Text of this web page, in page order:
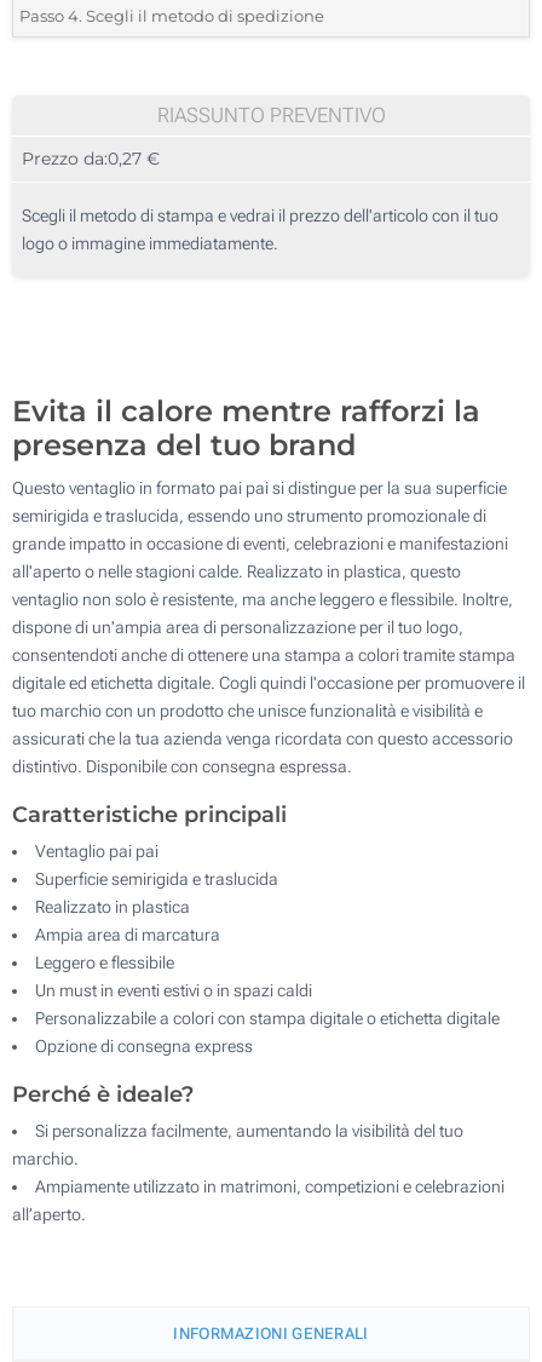
1 Colore (Su un lato)
3 Colori (Su un lato)
Stampa digitale (Intera superficie di un lato)
*Quantità desiderata:
100
250
500
Passo 4. Scegli il metodo di spedizione
RIASSUNTO PREVENTIVO
Prezzo da:0,27 €
Scegli il metodo di stampa e vedrai il prezzo dell'articolo con il tuo
logo o immagine immediatamente.
Evita il calore mentre rafforzi la
presenza del tuo brand
Questo ventaglio in formato pai pai si distingue per la sua superficie
semirigida e traslucida, essendo uno strumento promozionale di
grande impatto in occasione di eventi, celebrazioni e manifestazioni
all'aperto o nelle stagioni calde. Realizzato in plastica, questo
ventaglio non solo è resistente, ma anche leggero e flessibile. Inoltre,
dispone di un'ampia area di personalizzazione per il tuo logo,
consentendoti anche di ottenere una stampa a colori tramite stampa
digitale ed etichetta digitale. Cogli quindi l'occasione per promuovere il
tuo marchio con un prodotto che unisce funzionalità e visibilità e
assicurati che la tua azienda venga ricordata con questo accessorio
distintivo. Disponibile con consegna espressa.
Caratteristiche principali
Ventaglio pai pai
Superficie semirigida e traslucida
Realizzato in plastica
Ampia area di marcatura
Leggero e flessibile
Un must in eventi estivi o in spazi caldi
Personalizzabile a colori con stampa digitale o etichetta digitale
Opzione di consegna express
Perché è ideale?
Si personalizza facilmente, aumentando la visibilità del tuo
marchio.
Ampiamente utilizzato in matrimoni, competizioni e celebrazioni
all’aperto.
INFORMAZIONI GENERALI